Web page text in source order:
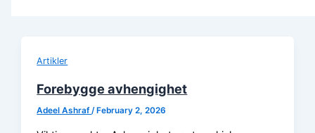
Artikler
Forebygge avhengighet
Adeel Ashraf /February 2, 2026